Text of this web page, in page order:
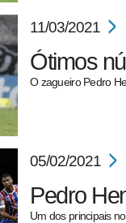
11/03/2021
Ótimos
O zagueiro Pedro
05/02/2021
Pedro
Um dos principais